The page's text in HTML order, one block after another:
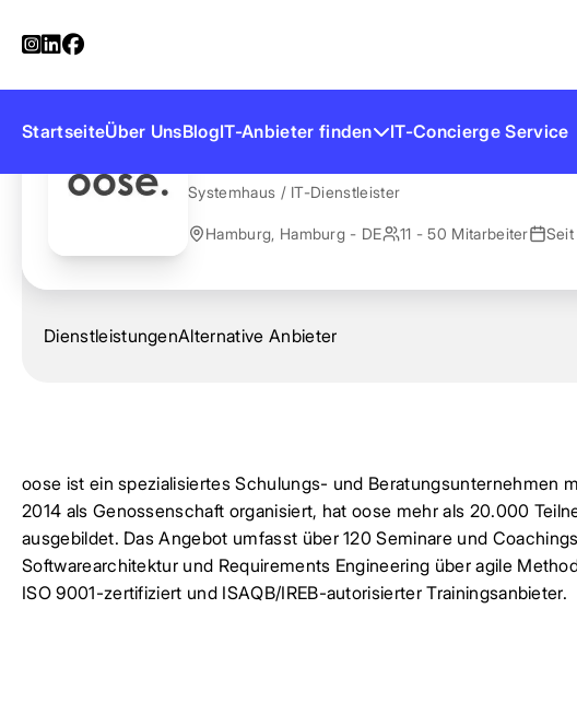
StartseiteÜber UnsBlogIT-Anbieter finden IT-Concierge Service
Startseite
oose
Systemhaus / IT-Dienstleister
Hamburg, Hamburg - DE 11 - 50 Mitarbeiter Seit
DienstleistungenAlternative Anbieter
oose ist ein spezialisiertes Schulungs- und Beratungsunternehmen
2014 als Genossenschaft organisiert, hat oose mehr als 20.000
ausgebildet. Das Angebot umfasst über 120 Seminare und
Softwarearchitektur und Requirements Engineering über agile
ISO 9001-zertifiziert und ISAQB/IREB-autorisierter Trainingsanbieter.